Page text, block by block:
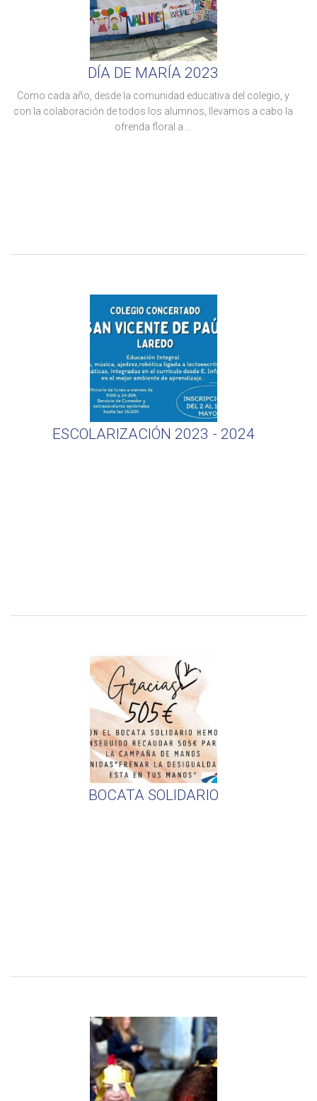
DÍA DE MARÍA 2023
Como cada año, desde la comunidad educativa del colegio, y
con la colaboración de todos los alumnos, llevamos a cabo la
ofrenda floral a ...
ESCOLARIZACIÓN 2023 - 2024
BOCATA SOLIDARIO